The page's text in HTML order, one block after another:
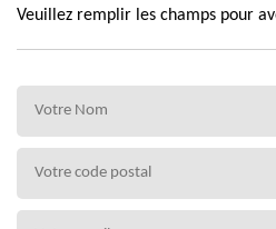
Veuillez remplir les champs pour